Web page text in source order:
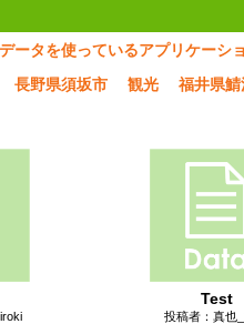
データを使っているアプリケーシ
長野県須坂市 観光 福井県鯖
Test
投稿者：真也